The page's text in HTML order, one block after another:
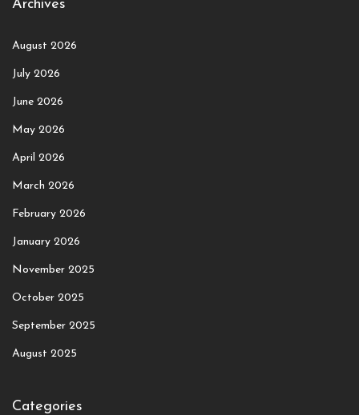
Archives
August 2026
July 2026
June 2026
May 2026
April 2026
March 2026
February 2026
January 2026
November 2025
October 2025
September 2025
August 2025
Categories